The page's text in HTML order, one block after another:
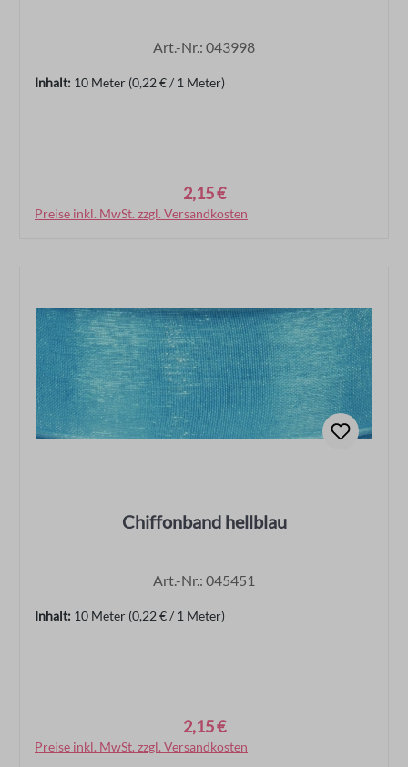
Art.-Nr.: 043998
Inhalt: 10 Meter (0,22 € / 1 Meter)
2,15 €
Preise inkl. MwSt. zzgl. Versandkosten
In den Warenkorb
Chiffonband hellblau
Art.-Nr.: 045451
Inhalt: 10 Meter (0,22 € / 1 Meter)
2,15 €
Preise inkl. MwSt. zzgl. Versandkosten
In den Warenkorb